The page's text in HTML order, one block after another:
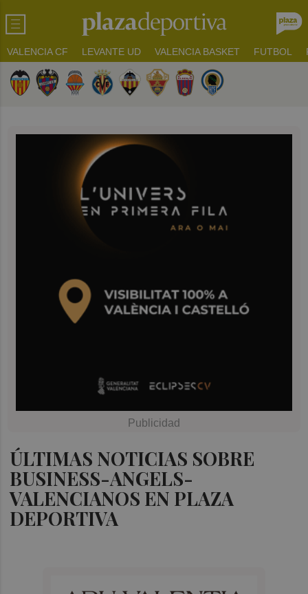
VALENCIA CF LEVANTE UD VALENCIA BASKET FUTBOL
ÚLTIMAS NOTICIAS SOBRE
BUSINESS-ANGELS-
VALENCIANOS EN PLAZA
DEPORTIVA